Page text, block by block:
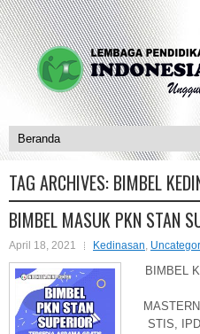
TAG ARCHIVES: BIMBEL
BIMBEL MASUK PKN STAN
April 18, 2021 Kedinasan,
BIMBEL
STIS,